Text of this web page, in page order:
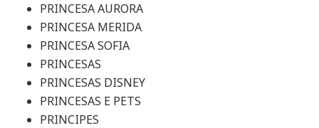
PRINCESA AURORA
PRINCESA MERIDA
PRINCESA SOFIA
PRINCESAS
PRINCESAS DISNEY
PRINCESAS E PETS
PRINCIPES